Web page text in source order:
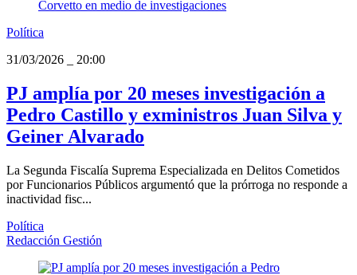
Política
31/03/2026
20:00
PJ amplía por 20 meses investigación a
Pedro Castillo y exministros Juan Silva y
Geiner Alvarado
La Segunda Fiscalía Suprema Especializada en Delitos Cometidos
por Funcionarios Públicos argumentó que la prórroga no responde a
inactividad fisc...
Política
Redacción Gestión